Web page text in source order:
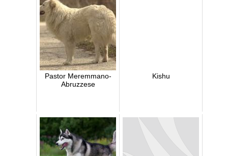
Pastor Meremmano-
Abruzzese
Kishu